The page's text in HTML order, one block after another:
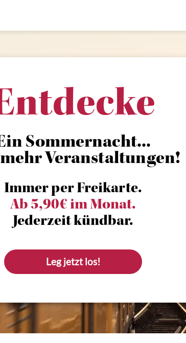
Sommernacht...
Veranstaltungen!
Immer per Freikarte.
Ab 5,90€ im Monat.
Jederzeit kündbar.
Leg jetzt los!